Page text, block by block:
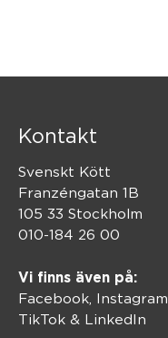
Kontakt
Svenskt Kött
Franzéngatan 1B
105 33 Stockholm
010-184 26 00
Vi finns även på:
Facebook, Instagram
TikTok & LinkedIn